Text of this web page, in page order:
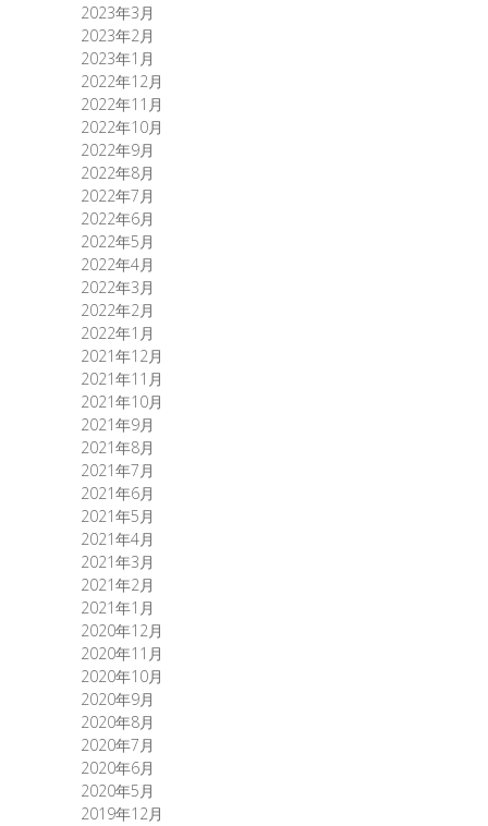
2023年3月
2023年2月
2023年1月
2022年12月
2022年11月
2022年10月
2022年9月
2022年8月
2022年7月
2022年6月
2022年5月
2022年4月
2022年3月
2022年2月
2022年1月
2021年12月
2021年11月
2021年10月
2021年9月
2021年8月
2021年7月
2021年6月
2021年5月
2021年4月
2021年3月
2021年2月
2021年1月
2020年12月
2020年11月
2020年10月
2020年9月
2020年8月
2020年7月
2020年6月
2020年5月
2019年12月